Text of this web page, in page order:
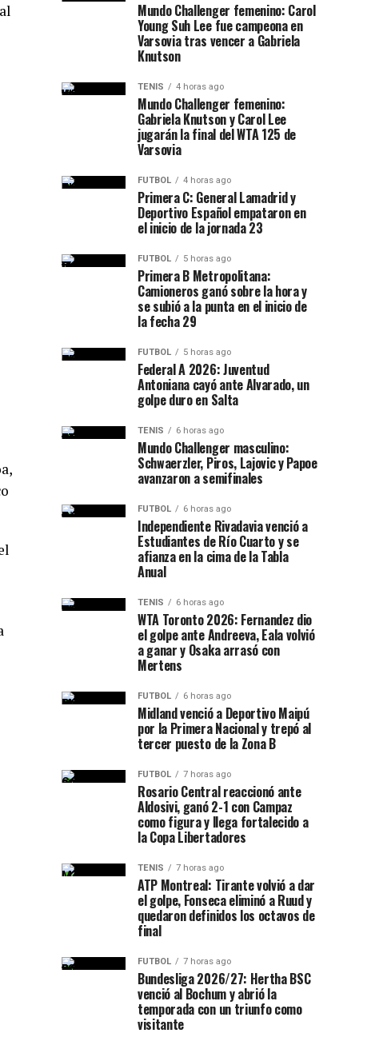
Mundo Challenger femenino: Carol
Young Suh Lee fue campeona en
Varsovia tras vencer a Gabriela
Knutson
TENIS 4 horas ago
Mundo Challenger femenino:
Gabriela Knutson y Carol Lee
jugarán la final del WTA 125 de
Varsovia
FUTBOL 4 horas ago
Primera C: General Lamadrid y
Deportivo Español empataron en
el inicio de la jornada 23
FUTBOL 5 horas ago
Primera B Metropolitana:
Camioneros ganó sobre la hora y
se subió a la punta en el inicio de
la fecha 29
FUTBOL 5 horas ago
Federal A 2026: Juventud
Antoniana cayó ante Alvarado, un
golpe duro en Salta
TENIS 6 horas ago
Mundo Challenger masculino:
Schwaerzler, Piros, Lajovic y Papoe
avanzaron a semifinales
FUTBOL 6 horas ago
Independiente Rivadavia venció a
Estudiantes de Río Cuarto y se
afianza en la cima de la Tabla
Anual
TENIS 6 horas ago
WTA Toronto 2026: Fernandez dio
el golpe ante Andreeva, Eala volvió
a ganar y Osaka arrasó con
Mertens
FUTBOL 6 horas ago
Midland venció a Deportivo Maipú
por la Primera Nacional y trepó al
tercer puesto de la Zona B
FUTBOL 7 horas ago
Rosario Central reaccionó ante
Aldosivi, ganó 2-1 con Campaz
como figura y llega fortalecido a
la Copa Libertadores
TENIS 7 horas ago
ATP Montreal: Tirante volvió a dar
el golpe, Fonseca eliminó a Ruud y
quedaron definidos los octavos de
final
FUTBOL 7 horas ago
Bundesliga 2026/27: Hertha BSC
venció al Bochum y abrió la
temporada con un triunfo como
visitante